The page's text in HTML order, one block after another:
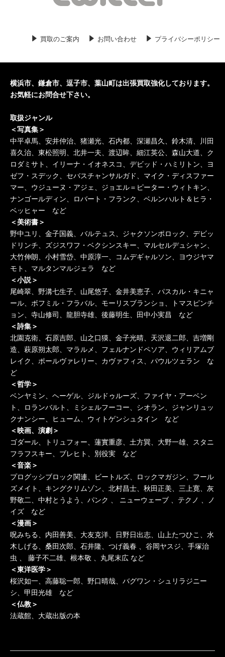
市の歴史の古本、専門書、学術書の古
2020/05/27
歴史の古本入荷しました。横浜市の歴
プライバシーポリシー
お問い合わせ
買取のご案内
横浜市、鎌倉市、逗子市、葉山町は出張買取強化しております。
お気軽にお問合せ下さい。
取扱ジャンル
＜写真集＞
中平卓馬、安井仲治、猪瀬光、石内都、深瀬昌久、鈴木清、川田
喜久治、東松照明、北井一夫、渡辺眸、細江英公、森山大道、ク
ロダミサト、イリーナ・イオネスコ、デビッド・ハミリトン、ヨ
ゼフ・スデック、セバスチャンサルガド、マイク・ディスファー
マー、ウジューヌ・アジェ、ジョエル＝ピーター・ウィトキン、
ナンゴールディン、ロバート・フランク、ベルンハルト＆ヒラ・
ベッヒャー など
＜美術書＞
野中ユリ、金子国義、バルテュス、ジャクソンポロック、デビッ
ドリンチ、ズジスワフ・ベクシンスキー、マルセルデュシャン、
大竹伸朗、小村雪岱、中原淳一、コムデギャルソン、ヨウジヤマ
モト、マルタンマルジェラ など
＜小説＞
尾崎翠、野溝七生子、山尾悠子、金井美恵子、パスカル・キニャ
ール、ボフミル・フラバル、モーリスブランショ、トマスピンチ
ョン、寺山修司、龍胆寺雄、後藤明生、田中小実昌 など
＜詩集＞
北園克衛、石原吉郎、山之口獏、金子光晴、天沢退二郎、吉増剛
造、萩原朔太郎、マラルメ、フェルナンドペソア、ウィリアムブ
レイク、ポールヴァレリー、カヴァフィス、パウルツェラン な
ど
＜哲学＞
ベンヤミン、ヘーゲル、ジルドゥルーズ、ファイヤ・アーベン
ト、ロランバルト、ミシェルフーコー、シオラン、ジャンリュッ
クナンシー、ヒューム、ウィトゲンシュタイン など
＜映画、演劇＞
ゴダール、トリュフォー、蓮實重彦、土方巽、大野一雄、スタニ
フラフスキー、ブレヒト、別役実 など
＜音楽＞
プログッシブロック関連、ビートルズ、ロックマガジン、フール
ズメイト、キングクリムゾン、北村昌士、秋田正美、三上寛、灰
野敬二、中村とうよう、パンク 、 ニューウェーブ 、テクノ 、ノ
イズ など
＜漫画＞
呪みちる、内田善美、大友克洋、日野日出志、山上たつひこ、水
木しげる、桑田次郎、石井隆、つげ義春 、谷岡ヤスジ、手塚治
虫 、 藤子不二雄、根本敬 、丸尾末広 など
＜東洋医学＞
桜沢如一、高藤聡一郎、野口晴哉、バグワン・シュリラジニー
シ、甲田光雄 など
＜仏教＞
法蔵館、大蔵出版の本